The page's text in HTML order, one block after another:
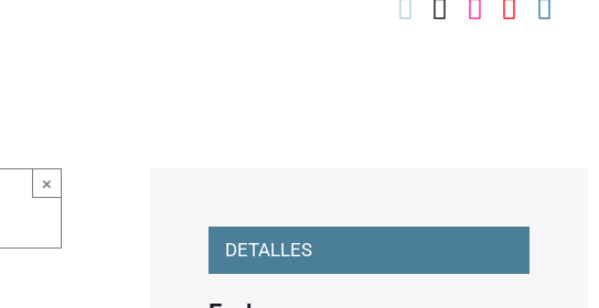
03010739@iseacv.gva.es
×
DETALLES